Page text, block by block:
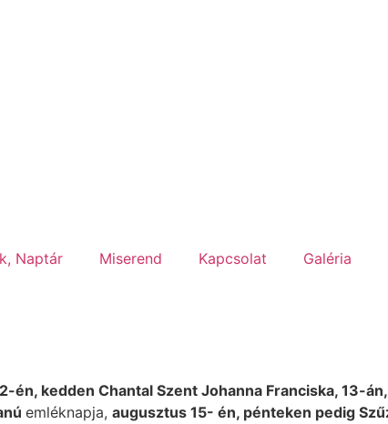
Naptár Miserend Kapcsolat Galéria
kedden Chantal Szent Johanna Franciska, 13-
emléknapja, augusztus 15- én, pénteken pedig